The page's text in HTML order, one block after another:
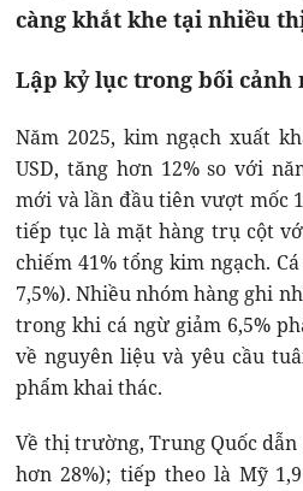
càng khắt khe tại nhiều
Lập kỷ lục trong bối
Năm 2025, kim ngạch xuất
USD, tăng hơn 12% so với
mới và lần đầu tiên vượt mốc
tiếp tục là mặt hàng trụ cột
chiếm 41% tổng kim ngạch.
7,5%). Nhiều nhóm hàng ghi
trong khi cá ngừ giảm 6,5%
về nguyên liệu và yêu cầu
phẩm khai thác.
Về thị trường, Trung Quốc dẫn
hơn 28%); tiếp theo là Mỹ